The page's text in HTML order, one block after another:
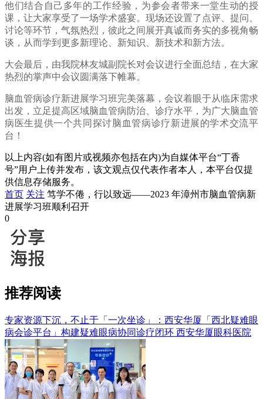
他们结合自己多年的工作经验，为参会者带来一堂生动的授
课，让大家享受了一场学术盛宴。现场还设置了点评、提问、
讨论等环节，气氛热烈，彼此之间展开真诚而务实的多视角畅
谈，从而学到更多新理论、新知识、新技术和新方法。
大会最后，由我院林友城副院长对会议进行全面总结，在大家
热烈的掌声中会议圆满落下帷幕。
脑血管病诊疗新进展学习班完美落幕，会议着眼于从临床需求
出发，立足提高区域脑血管病防治、诊疗水平，为广大脑血管
病医生提供一个共同探讨脑血管病诊疗新进展的学术交流平
台！
以上内容(如有图片或视频亦包括在内)为自媒体平台“丁香
号”用户上传并发布，该文观点仅代表作者本人，本平台仅提
供信息存储服务。
首页 关注 笃学不倦，行以致远——2023 年漳州市脑血管病新
进展学习班顺利召开
0
推荐阅读
专家资源下沉，不止于「一次坐诊」：西安华厦「西北疑难眼
病会诊平台」构建疑难眼病协同诊疗闭环 西安华厦眼科医院